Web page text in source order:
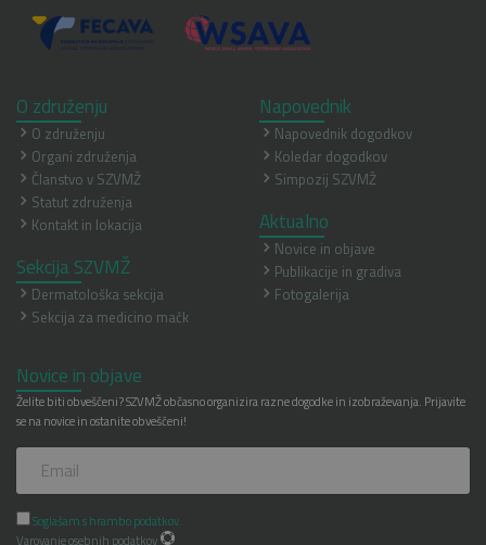
O združenju
O združenju
Organi združenja
Članstvo v SZVMŽ
Statut združenja
Kontakt in lokacija
Sekcija SZVMŽ
Dermatološka sekcija
Sekcija za medicino mačk
Napovednik
Napovednik dogodkov
Koledar dogodkov
Simpozij SZVMŽ
Aktualno
Novice in objave
Publikacije in gradiva
Fotogalerija
Novice in objave
Želite biti obveščeni? SZVMŽ občasno organizira razne dogodke in izobraževanja. Prijavite
se na novice in ostanite obveščeni!
Soglašam s hrambo podatkov.
Varovanje osebnih podatkov